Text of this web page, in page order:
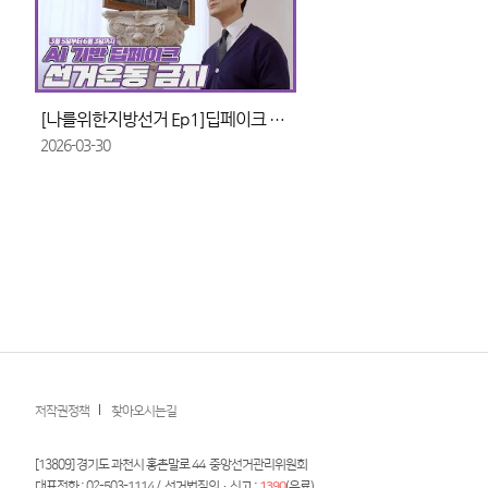
[나를위한지방선거 Ep1]딥페이크 기술로 만든 선거운동 금지
2026-03-30
저작권정책 찾아오시는길
[13809] 경기도 과천시 홍촌말로 44 중앙선거관리위원회